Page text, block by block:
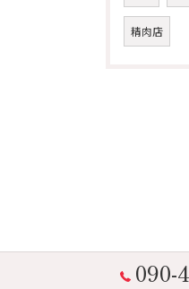
精肉店
090-